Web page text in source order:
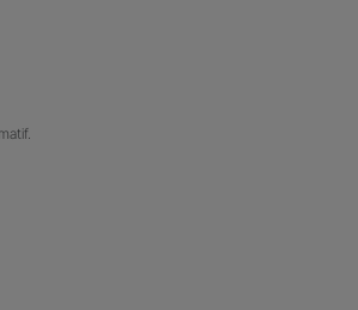
9 caractères restants